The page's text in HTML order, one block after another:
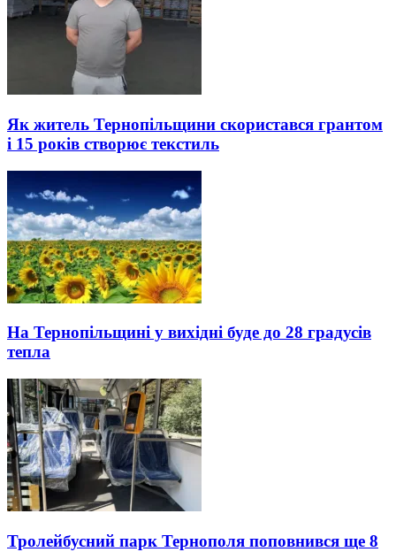
Як житель Тернопільщини скористався грантом
і 15 років створює текстиль
На Тернопільщині у вихідні буде до 28 градусів
тепла
Тролейбусний парк Тернополя поповнився ще 8